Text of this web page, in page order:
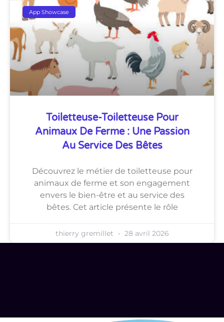
App Showcase
Toiletteuse-Toiletteuse Pour
Animaux De Ferme : Une Passion
Au Service Des Bêtes
Découvrez le métier de toiletteuse pour
animaux de ferme et son engagement
envers le bien-être et au service des
bêtes. Cet article présente le rôle
thierry gremillet 28 avril 2026